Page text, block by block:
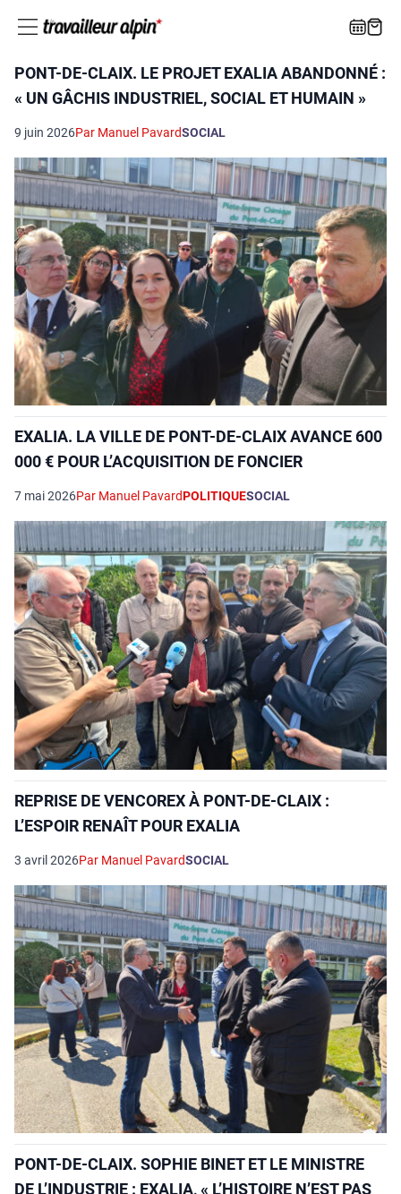
PONT-DE-CLAIX. LE PROJET EXALIA ABANDONNÉ :
« UN GÂCHIS INDUSTRIEL, SOCIAL ET HUMAIN »
9 juin 2026Par Manuel PavardSOCIAL
EXALIA. LA VILLE DE PONT-DE-CLAIX AVANCE 600
000 € POUR L’ACQUISITION DE FONCIER
7 mai 2026Par Manuel PavardPOLITIQUESOCIAL
REPRISE DE VENCOREX À PONT-DE-CLAIX :
L’ESPOIR RENAÎT POUR EXALIA
3 avril 2026Par Manuel PavardSOCIAL
PONT-DE-CLAIX. SOPHIE BINET ET LE MINISTRE
DE L’INDUSTRIE : EXALIA, « L’HISTOIRE N’EST PAS